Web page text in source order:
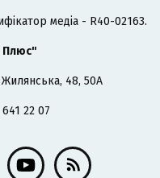
медіа - R40-02163.
Плюс"
48, 50А
22 07